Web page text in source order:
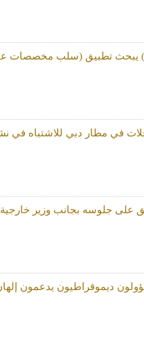
يبحث تطبيق (سلب مخصصات
في مطار دبي للاشتباه في
على جلوسه بجانب وزير
ديموقراطيون يدعمون